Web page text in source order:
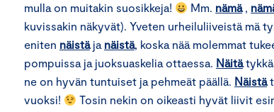
mulla on muitakin suosikkeja!
Mm. nämä,
kuvissakin näkyvät). Yveten urheiluliiveistä mä
eniten näistäja näistä, koska nää molemmat
pompuissa ja juoksuaskelia ottaessa. Näitä
ne on hyvän tuntuiset ja pehmeät päällä. Näistä
vuoksi!
Tosin nekin on oikeasti hyvät liivit